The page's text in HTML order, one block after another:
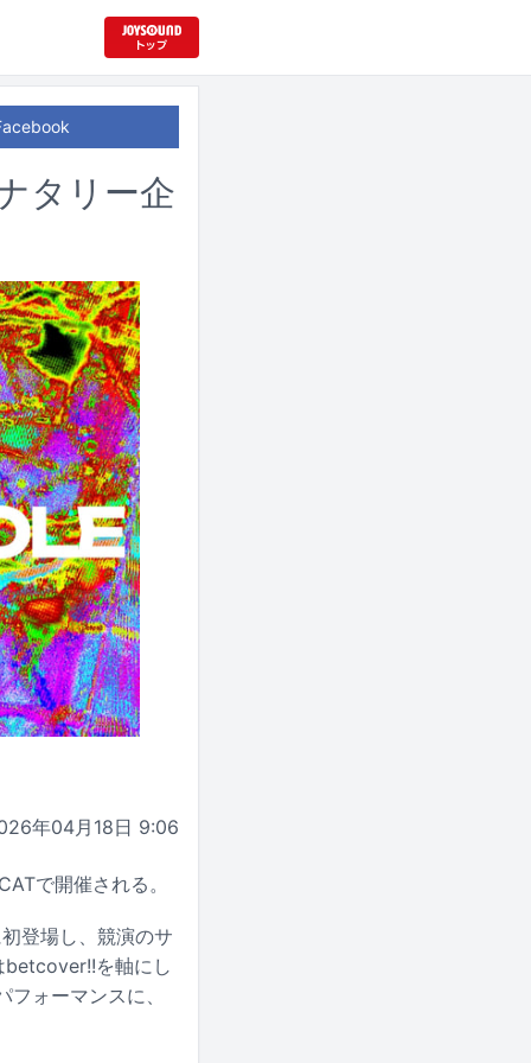
タリー企
年04月18日 9:06
で開催される。
登場し、競演のサ
betcover!!を軸にし
ォーマンスに、